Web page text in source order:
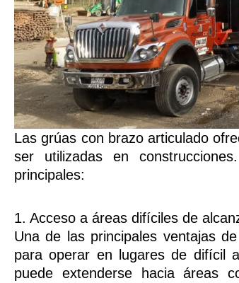
Las grúas con brazo articulado
ser utilizadas en
principales:
1. Acceso a áreas difíciles de
Una de las principales ventajas
para operar en lugares de difícil
puede extenderse hacia áreas